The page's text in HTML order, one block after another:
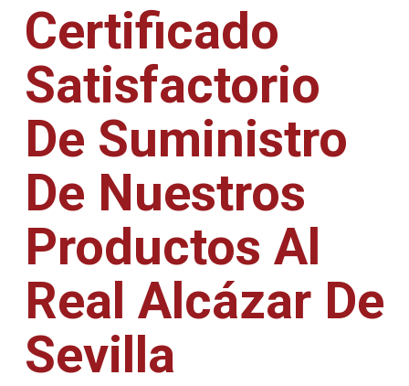
Certificado
Satisfactorio
De Suministro
De Nuestros
Productos Al
Real Alcázar De
Sevilla